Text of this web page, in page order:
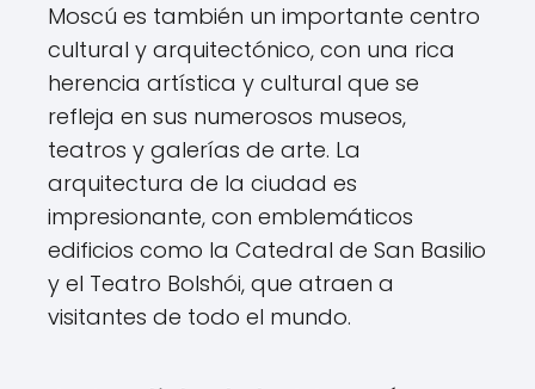
Moscú es también un importante centro
cultural y arquitectónico, con una rica
herencia artística y cultural que se
refleja en sus numerosos museos,
teatros y galerías de arte. La
arquitectura de la ciudad es
impresionante, con emblemáticos
edificios como la Catedral de San Basilio
y el Teatro Bolshói, que atraen a
visitantes de todo el mundo.